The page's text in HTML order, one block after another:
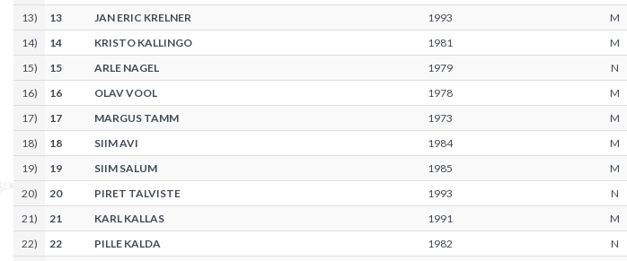
13) 13 JAN ERIC KRELNER 1993 M
14) 14 KRISTO KALLINGO 1981 M
15) 15 ARLE NAGEL 1979 N
16) 16 OLAV VOOL 1978 M
17) 17 MARGUS TAMM 1973 M
18) 18 SIIM AVI 1984 M
19) 19 SIIM SALUM 1985 M
20) 20 PIRET TALVISTE 1993 N
21) 21 KARL KALLAS 1991 M
22) 22 PILLE KALDA 1982 N